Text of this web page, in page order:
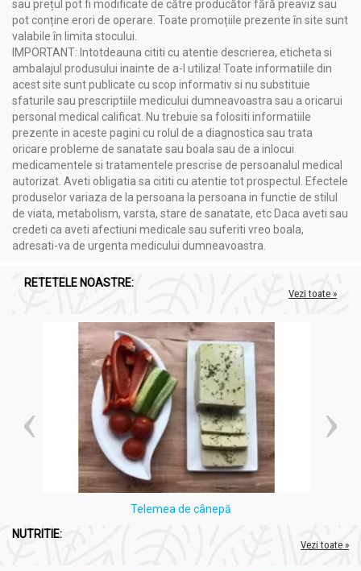
sau prețul pot fi modificate de către producător fără preaviz sau
pot conține erori de operare. Toate promoțiile prezente în site sunt
valabile în limita stocului.
IMPORTANT: Intotdeauna cititi cu atentie descrierea, eticheta si
ambalajul produsului inainte de a-l utiliza! Toate informatiile din
acest site sunt publicate cu scop informativ si nu substituie
sfaturile sau prescriptiile medicului dumneavoastra sau a oricarui
personal medical calificat. Nu trebuie sa folositi informatiile
prezente in aceste pagini cu rolul de a diagnostica sau trata
oricare probleme de sanatate sau boala sau de a inlocui
medicamentele si tratamentele prescrise de persoanalul medical
autorizat. Aveti obligatia sa cititi cu atentie tot prospectul. Efectele
produselor variaza de la persoana la persoana in functie de stilul
de viata, metabolism, varsta, stare de sanatate, etc Daca aveti sau
credeti ca aveti afectiuni medicale sau suferiti vreo boala,
adresati-va de urgenta medicului dumneavoastra.
RETETELE NOASTRE:
Vezi toate »
Telemea de cânepă
NUTRITIE:
Vezi toate »